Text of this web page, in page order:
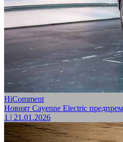
HiComment
Новият Cayenne Electric
1 | 21.01.2026